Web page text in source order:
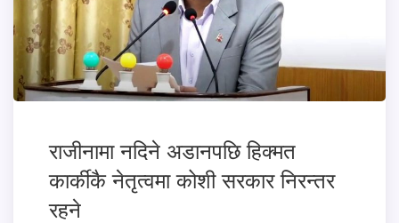
राजीनामा नदिने अडानपछि हिक्मत
कार्कीकै नेतृत्वमा कोशी सरकार निरन्तर
रहने